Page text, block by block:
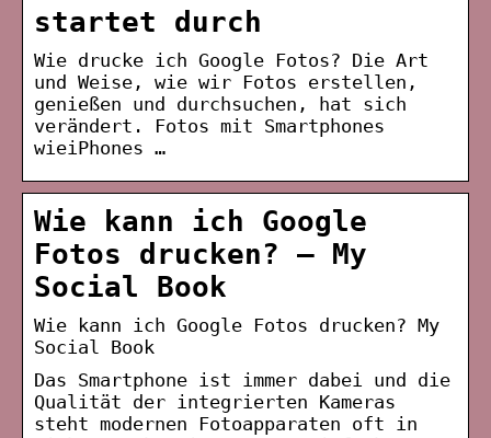
startet durch
Wie drucke ich Google Fotos? Die Art
und Weise, wie wir Fotos erstellen,
genießen und durchsuchen, hat sich
verändert. Fotos mit Smartphones
wieiPhones …
Wie kann ich Google
Fotos drucken? – My
Social Book
Wie kann ich Google Fotos drucken? My
Social Book
Das Smartphone ist immer dabei und die
Qualität der integrierten Kameras
steht modernen Fotoapparaten oft in